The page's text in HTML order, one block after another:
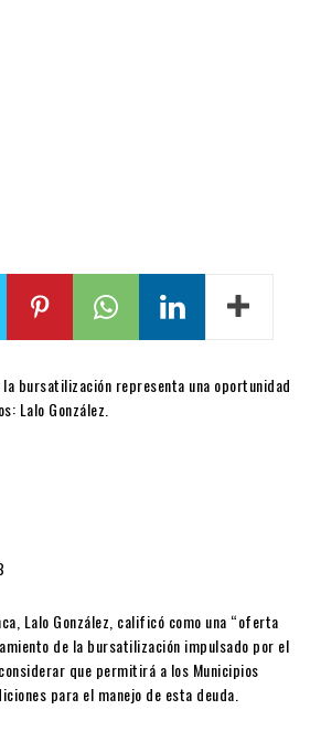
bursatilización representa una oportunidad
Lalo González.
Lalo González, calificó como una “oferta
de la bursatilización impulsado por el
que permitirá a los Municipios
para el manejo de esta deuda.